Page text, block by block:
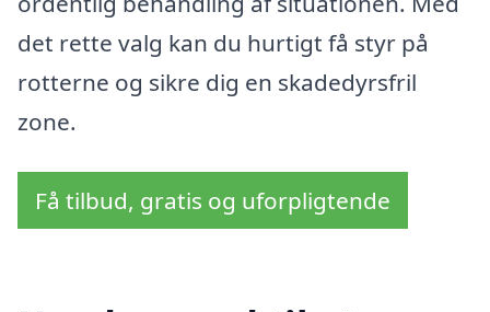
det rette valg kan du hurtigt få styr på
rotterne og sikre dig en skadedyrsfril
zone.
Få tilbud, gratis og uforpligtende